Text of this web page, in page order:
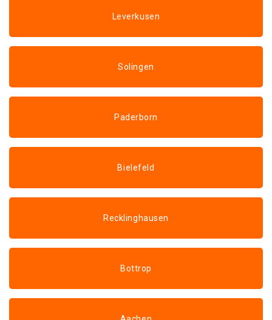
Leverkusen
Solingen
Paderborn
Bielefeld
Recklinghausen
Bottrop